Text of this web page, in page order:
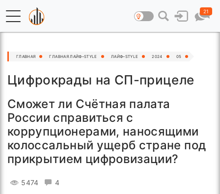
21
ГЛАВНАЯ ГЛАВНАЯ ЛАЙФ–STYLE ЛАЙФ–STYLE 2024 05
Цифрокрады на СП-прицеле
Сможет ли Счётная палата
России справиться с
коррупционерами, наносящими
колоссальный ущерб стране под
прикрытием цифровизации?
5474 4